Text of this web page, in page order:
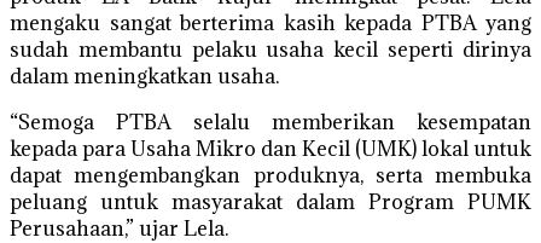
mengaku sangat berterima kasih kepada PTBA yang
sudah membantu pelaku usaha kecil seperti dirinya
dalam meningkatkan usaha.
“Semoga PTBA selalu memberikan kesempatan
kepada para Usaha Mikro dan Kecil (UMK) lokal untuk
dapat mengembangkan produknya, serta membuka
peluang untuk masyarakat dalam Program PUMK
Perusahaan,” ujar Lela.